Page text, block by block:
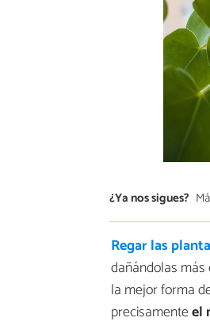
¿Ya nos sigues?
Regar las
dañándolas
la mejor forma
precisamenteel